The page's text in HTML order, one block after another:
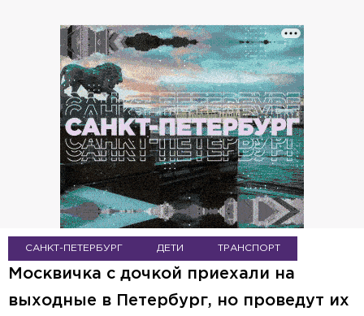
САНКТ-ПЕТЕРБУРГ ДЕТИ ТРАНСПОРТ
Москвичка с дочкой приехали на
выходные в Петербург, но проведут их